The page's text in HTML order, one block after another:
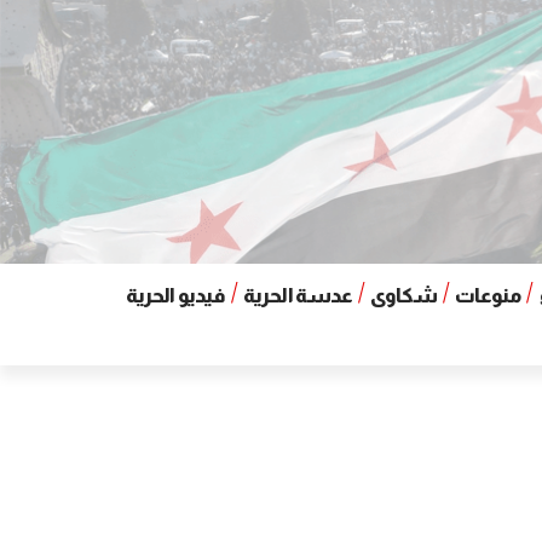
منوعات شكاوى عدسة الحرية فيديو الحرية